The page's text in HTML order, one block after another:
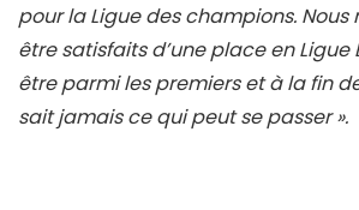
pour la Ligue des champions. Nous
être satisfaits d’une place en Ligue
être parmi les premiers et à la fin
sait jamais ce qui peut se passer ».